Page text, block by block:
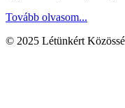
Tovább olvasom...
© 2025 Létünkért